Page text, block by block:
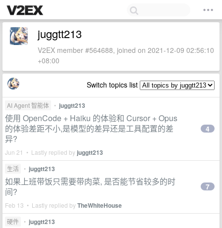
juggtt213
V2EX member #564688, joined on 2021-12-09 02:56:10
+08:00
Switch topics list
AI Agent 智能体 • juggtt213
使用 OpenCode + Haiku 的体验和 Cursor + Opus
的体验差距不小,是模型的差异还是工具配置的差
异?
Jun 21 • Lastly replied by juggtt213
4
生活 • juggtt213
如果上班带饭只需要带肉菜, 是否能节省较多的时
间?
Feb 13 • Lastly replied byTheWhiteHouse
7
硬件 • juggtt213